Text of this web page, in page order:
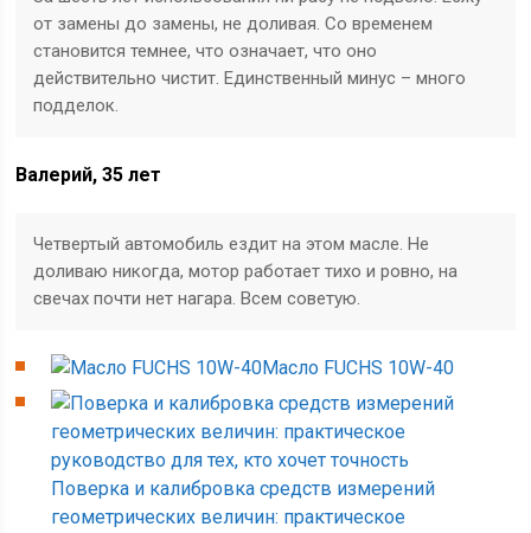
от замены до замены, не доливая. Со временем
становится темнее, что означает, что оно
действительно чистит. Единственный минус – много
подделок.
Валерий, 35 лет
Четвертый автомобиль ездит на этом масле. Не
доливаю никогда, мотор работает тихо и ровно, на
свечах почти нет нагара. Всем советую.
Масло FUCHS 10W-40
Поверка и калибровка средств измерений
геометрических величин: практическое